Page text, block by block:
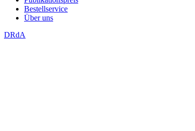
Bestellservice
Über uns
DRdA